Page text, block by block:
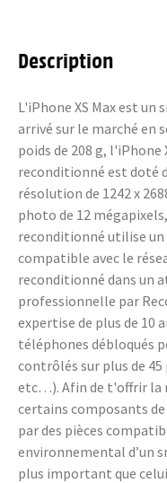
Description
L'iPhone XS Max est
arrivé sur le marché en
poids de 208 g, l'iPhone
reconditionné est doté
résolution de 1242 x
photo de 12
reconditionné utilise
compatible avec le
reconditionné dans un
professionnelle par
expertise de plus de 10
téléphones débloqués
contrôlés sur plus de
etc…). Afin de t'offrir la
certains composants
par des pièces
environnemental d’un
plus important que